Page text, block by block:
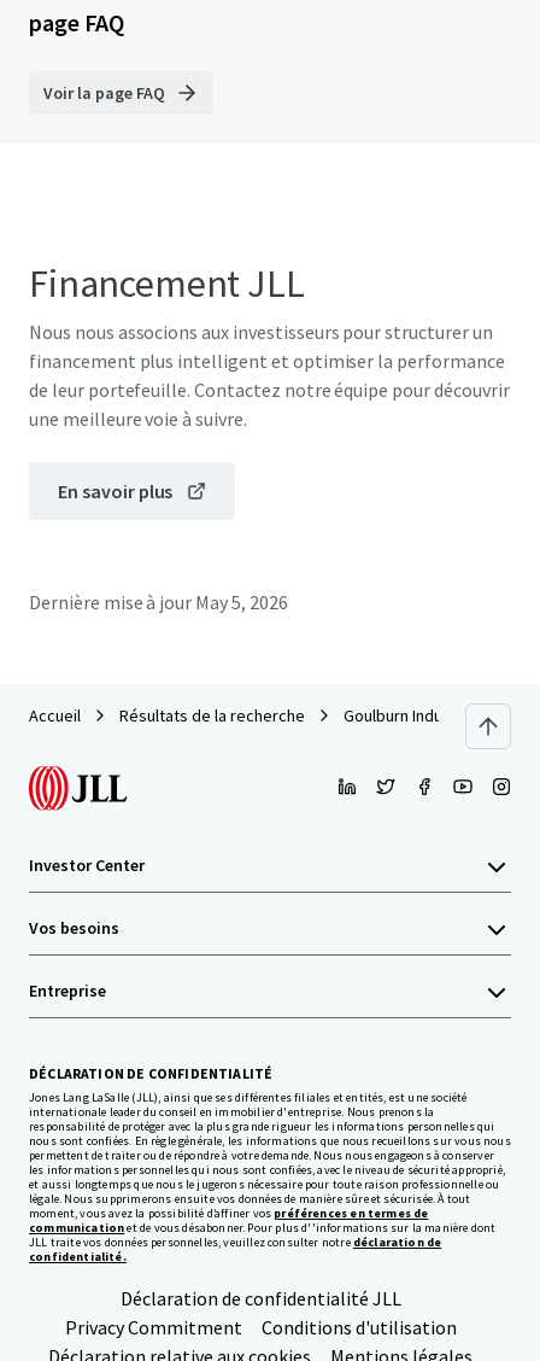
page FAQ
Voir la page FAQ
Financement JLL
Nous nous associons aux investisseurs pour structurer un
financement plus intelligent et optimiser la performance
de leur portefeuille. Contactez notre équipe pour découvrir
une meilleure voie à suivre.
En savoir plus
Dernière mise à jour May 5, 2026
Accueil Résultats de la recherche Goulburn Industrial Park
Investor Center
Vos besoins
Entreprise
DÉCLARATION DE CONFIDENTIALITÉ
Jones Lang LaSalle (JLL), ainsi que ses différentes filiales et entités, est une société
internationale leader du conseil en immobilier d'entreprise. Nous prenons la
responsabilité de protéger avec la plus grande rigueur les informations personnelles qui
nous sont confiées. En règle générale, les informations que nous recueillons sur vous nous
permettent de traiter ou de répondre à votre demande. Nous nous engageons à conserver
les informations personnelles qui nous sont confiées, avec le niveau de sécurité approprié,
et aussi longtemps que nous le jugerons nécessaire pour toute raison professionnelle ou
légale. Nous supprimerons ensuite vos données de manière sûre et sécurisée. À tout
moment, vous avez la possibilité d’affiner vos préférences en termes de
communicationet de vous désabonner. Pour plus d''informations sur la manière dont
JLL traite vos données personnelles, veuillez consulter notre déclaration de
confidentialité.
Déclaration de confidentialité JLL
Privacy Commitment
Conditions d'utilisation
Déclaration relative aux cookies
Mentions légales